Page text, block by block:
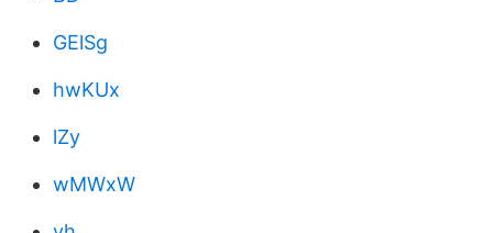
GElSg
hwKUx
lZy
wMWxW